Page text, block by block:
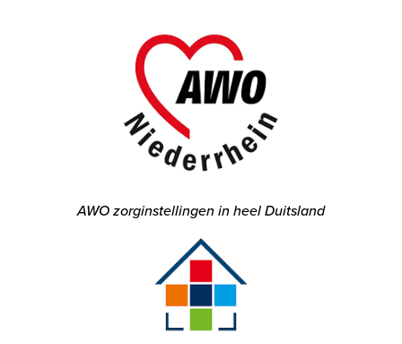
AWO zorginstellingen in heel Duitsland